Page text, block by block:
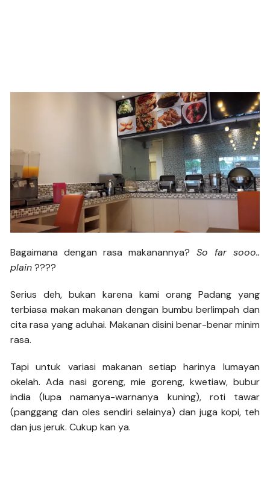
Bagaimana dengan rasa makanannya? So far sooo..
plain????
Serius deh, bukan karena kami orang Padang yang
terbiasa makan makanan dengan bumbu berlimpah dan
cita rasa yang aduhai. Makanan disini benar-benar minim
rasa.
Tapi untuk variasi makanan setiap harinya lumayan
okelah. Ada nasi goreng, mie goreng, kwetiaw, bubur
india (lupa namanya-warnanya kuning), roti tawar
(panggang dan oles sendiri selainya) dan juga kopi, teh
dan jus jeruk. Cukup kan ya.